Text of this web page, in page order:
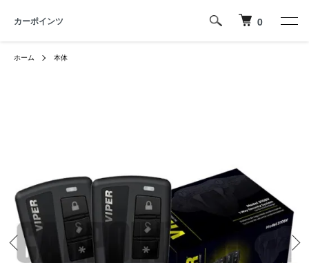
カーポインツ 0
ホーム 本体